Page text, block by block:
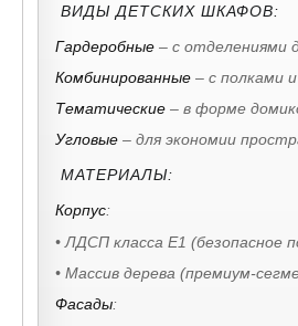
ВИДЫ ДЕТСКИХ ШКАФОВ:
Гардеробные – с отделениями
Комбинированные – с полками
Тематические – в форме
Угловые – для экономии
МАТЕРИАЛЫ:
Корпус:
• ЛДСП класса Е1 (безопасное
• Массив дерева (премиум-
Фасады: